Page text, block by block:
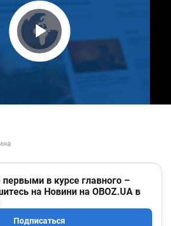
Play Video
первыми в курсе главного –
на Новини на OBOZ.UA в
Подписаться